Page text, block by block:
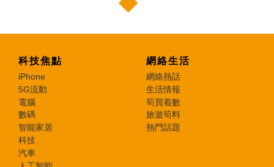
科技焦點
iPhone
5G流動
電腦
數碼
智能家居
科技
汽車
網絡生活
網絡熱話
生活情報
筍買着數
旅遊筍料
熱門話題